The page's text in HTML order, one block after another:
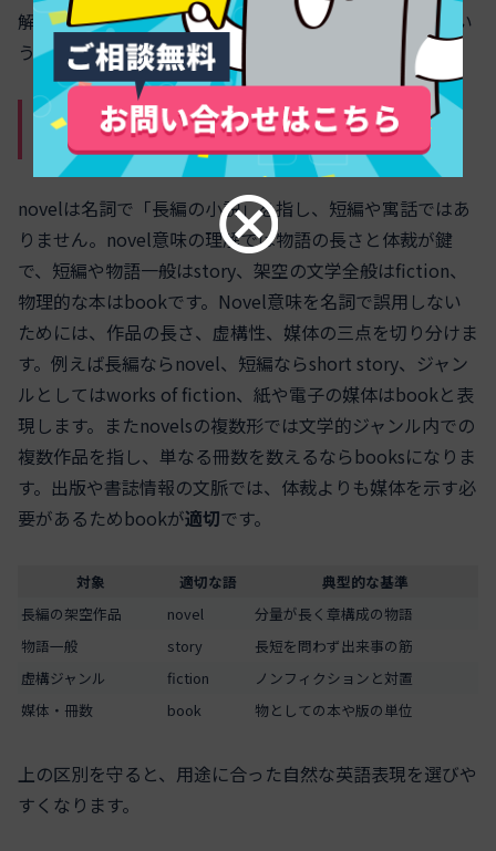
解として、novelは「斬新だが有用性を断定しない」とい
う位置づけが有効です。
名詞用法の近接語：story, fiction,
bookとの住み分け
novelは名詞で「長編の小説」を指し、短編や寓話ではあ
りません。novel意味の理解では物語の長さと体裁が鍵
で、短編や物語一般はstory、架空の文学全般はfiction、
物理的な本はbookです。Novel意味を名詞で誤用しない
ためには、作品の長さ、虚構性、媒体の三点を切り分けま
す。例えば長編ならnovel、短編ならshort story、ジャン
ルとしてはworks of fiction、紙や電子の媒体はbookと表
現します。またnovelsの複数形では文学的ジャンル内での
複数作品を指し、単なる冊数を数えるならbooksになりま
す。出版や書誌情報の文脈では、体裁よりも媒体を示す必
要があるためbookが適切です。
対象 適切な語
典型的な基準
長編の架空作品
novel
分量が長く章構成の物語
物語一般
story
長短を問わず出来事の筋
虚構ジャンル
fiction
ノンフィクションと対置
媒体・冊数
book 物としての本や版の単位
上の区別を守ると、用途に合った自然な英語表現を選びや
すくなります。